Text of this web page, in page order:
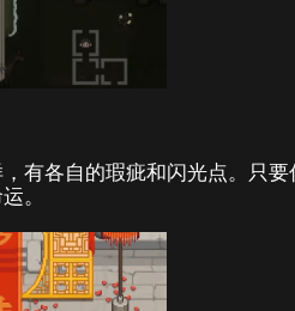
有各自的瑕疵和闪光点。只要
。